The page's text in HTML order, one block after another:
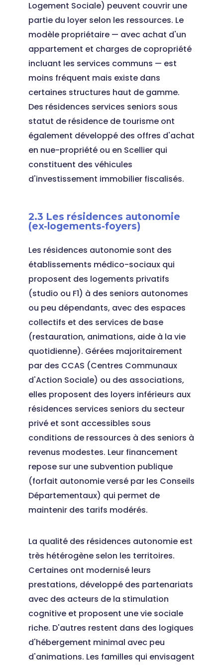
Logement Sociale) peuvent couvrir une
partie du loyer selon les ressources. Le
modèle propriétaire — avec achat d'un
appartement et charges de copropriété
incluant les services communs — est
moins fréquent mais existe dans
certaines structures haut de gamme.
Des résidences services seniors sous
statut de résidence de tourisme ont
également développé des offres d'achat
en nue-propriété ou en Scellier qui
constituent des véhicules
d'investissement immobilier fiscalisés.
2.3 Les résidences autonomie
(ex-logements-foyers)
Les résidences autonomie sont des
établissements médico-sociaux qui
proposent des logements privatifs
(studio ou F1) à des seniors autonomes
ou peu dépendants, avec des espaces
collectifs et des services de base
(restauration, animations, aide à la vie
quotidienne). Gérées majoritairement
par des CCAS (Centres Communaux
d'Action Sociale) ou des associations,
elles proposent des loyers inférieurs aux
résidences services seniors du secteur
privé et sont accessibles sous
conditions de ressources à des seniors à
revenus modestes. Leur financement
repose sur une subvention publique
(forfait autonomie versé par les Conseils
Départementaux) qui permet de
maintenir des tarifs modérés.
La qualité des résidences autonomie est
très hétérogène selon les territoires.
Certaines ont modernisé leurs
prestations, développé des partenariats
avec des acteurs de la stimulation
cognitive et proposent une vie sociale
riche. D'autres restent dans des logiques
d'hébergement minimal avec peu
d'animations. Les familles qui envisagent